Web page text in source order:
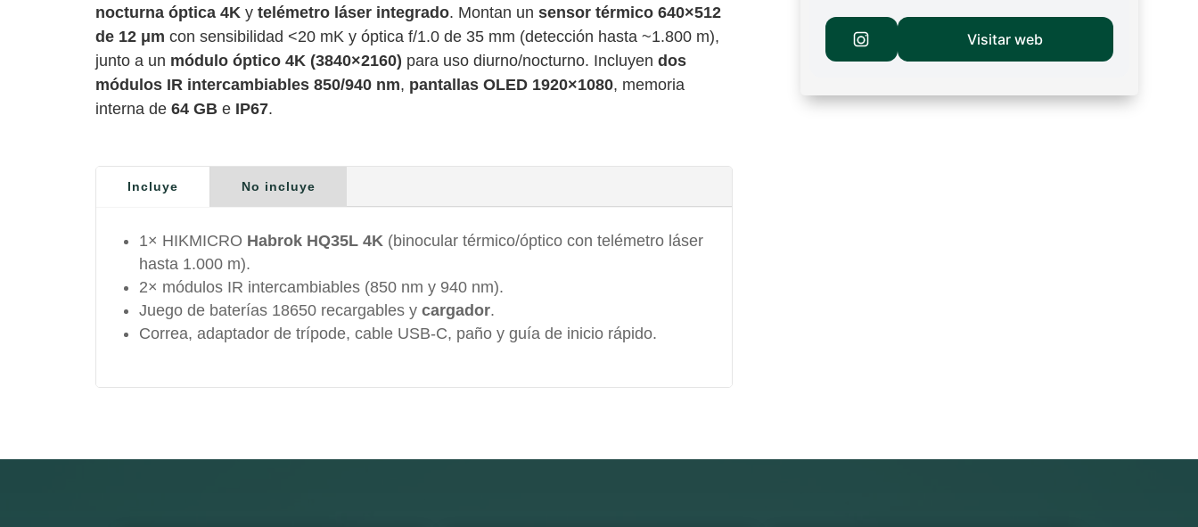
nocturna óptica 4K y telémetro láser integrado. Montan un sensor térmico 640×512
de 12 μm con sensibilidad <20 mK y óptica f/1.0 de 35 mm (detección hasta ~1.800 m),
junto a un módulo óptico 4K (3840×2160) para uso diurno/nocturno. Incluyen dos
módulos IR intercambiables 850/940 nm, pantallas OLED 1920×1080, memoria
interna de 64 GBe IP67.
Incluye No incluye
1× HIKMICRO Habrok HQ35L 4K (binocular térmico/óptico con telémetro láser
hasta 1.000 m).
2× módulos IR intercambiables (850 nm y 940 nm).
Juego de baterías 18650 recargables y cargador.
Correa, adaptador de trípode, cable USB-C, paño y guía de inicio rápido.
Visitar web